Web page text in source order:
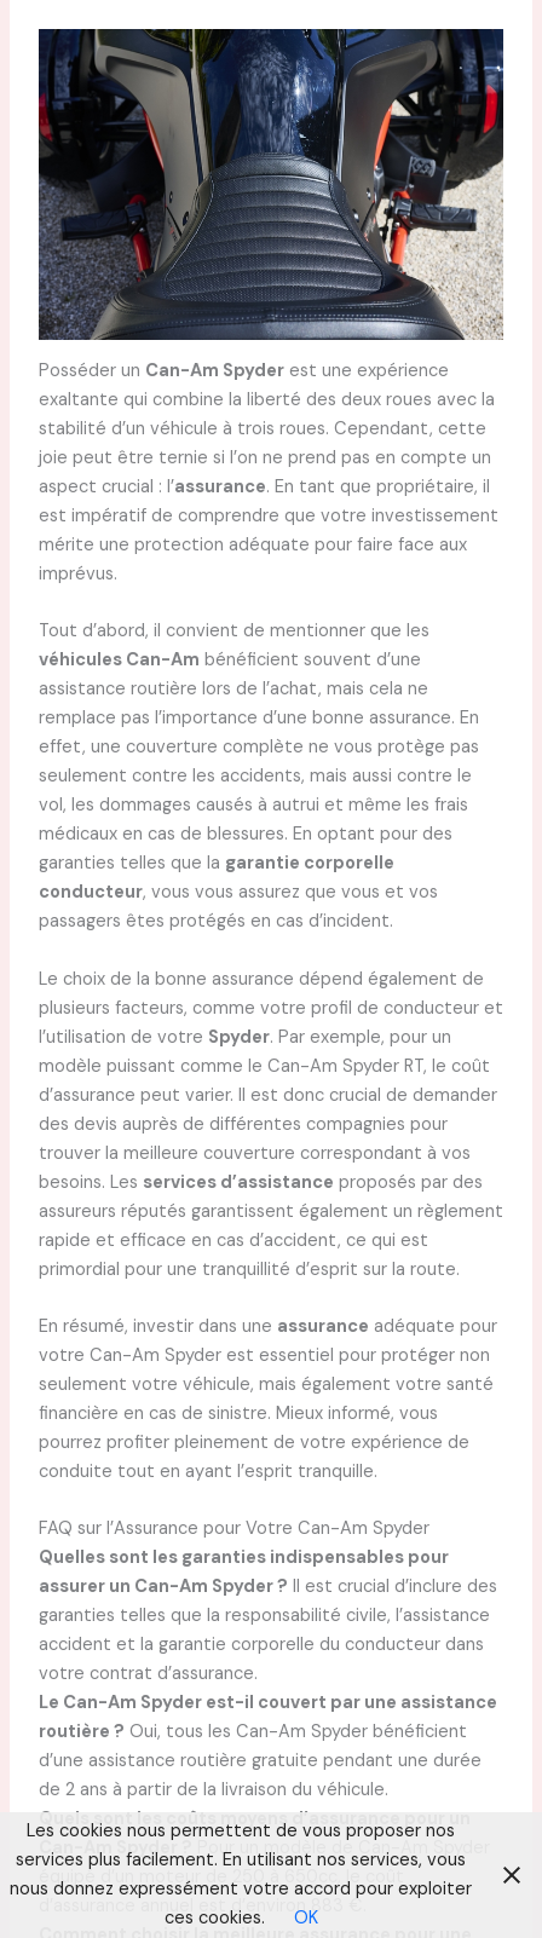
Posséder un Can-Am Spyderest une expérience
exaltante qui combine la liberté des deux roues avec la
stabilité d’un véhicule à trois roues. Cependant, cette
joie peut être ternie si l’on ne prend pas en compte un
aspect crucial : l’assurance. En tant que propriétaire, il
est impératif de comprendre que votre investissement
mérite une protection adéquate pour faire face aux
imprévus.
Tout d’abord, il convient de mentionner que les
véhicules Can-Am bénéficient souvent d’une
assistance routière lors de l’achat, mais cela ne
remplace pas l’importance d’une bonne assurance. En
effet, une couverture complète ne vous protège pas
seulement contre les accidents, mais aussi contre le
vol, les dommages causés à autrui et même les frais
médicaux en cas de blessures. En optant pour des
garanties telles que la garantie corporelle
conducteur, vous vous assurez que vous et vos
passagers êtes protégés en cas d’incident.
Le choix de la bonne assurance dépend également de
plusieurs facteurs, comme votre profil de conducteur et
l’utilisation de votre Spyder. Par exemple, pour un
modèle puissant comme le Can-Am Spyder RT, le coût
d’assurance peut varier. Il est donc crucial de demander
des devis auprès de différentes compagnies pour
trouver la meilleure couverture correspondant à vos
besoins. Les services d’assistance proposés par des
assureurs réputés garantissent également un règlement
rapide et efficace en cas d’accident, ce qui est
primordial pour une tranquillité d’esprit sur la route.
En résumé, investir dans une assurance adéquate pour
votre Can-Am Spyder est essentiel pour protéger non
seulement votre véhicule, mais également votre santé
financière en cas de sinistre. Mieux informé, vous
pourrez profiter pleinement de votre expérience de
conduite tout en ayant l’esprit tranquille.
FAQ sur l’Assurance pour Votre Can-Am Spyder
Quelles sont les garanties indispensables pour
assurer un Can-Am Spyder ? Il est crucial d’inclure des
garanties telles que la responsabilité civile, l’assistance
accident et la garantie corporelle du conducteur dans
votre contrat d’assurance.
Le Can-Am Spyder est-il couvert par une assistance
routière ? Oui, tous les Can-Am Spyder bénéficient
d’une assistance routière gratuite pendant une durée
de 2 ans à partir de la livraison du véhicule.
Quels sont les coûts moyens d’assurance pour un
Can-Am Spyder ?
Pour un modèle de Can-Am Spyder
équipé d’un moteur de 250 à 650cc, le coût
d’assurance annuel est d’environ 883 €.
Les cookies nous permettent de vous proposer nos
services plus facilement. En utilisant nos services, vous
nous donnez expressément votre accord pour exploiter
ces cookies.
OK